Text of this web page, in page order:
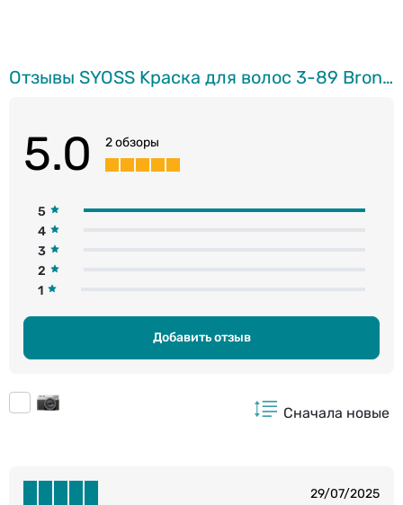
Отзывы SYOSS Kраска для волос 3-89 Bronze Coffee
5.0 2 обзоры
5
4
3
2
1
Добавить отзыв
Сначала новые
29/07/2025